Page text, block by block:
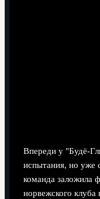
Впереди у "Будё-
испытания, но уже
команда заложила
норвежского